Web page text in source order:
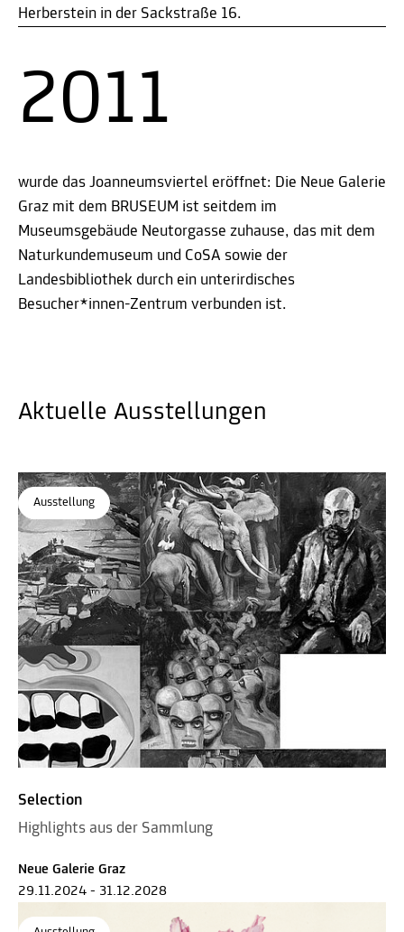
Herberstein in der Sackstraße 16.
2011
wurde das Joanneumsviertel eröffnet: Die Neue Galerie
Graz mit dem BRUSEUM ist seitdem im
Museumsgebäude Neutorgasse zuhause, das mit dem
Naturkundemuseum und CoSA sowie der
Landesbibliothek durch ein unterirdisches
Besucher*innen-Zentrum verbunden ist.
Aktuelle Ausstellungen
Ausstellung
Selection
Highlights aus der Sammlung
Neue Galerie Graz
29.11.2024 - 31.12.2028